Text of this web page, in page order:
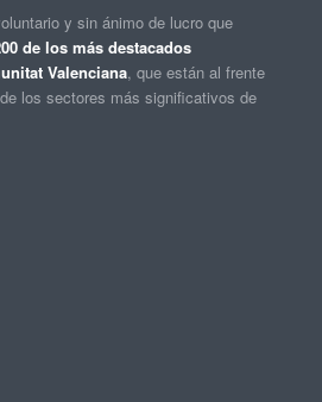
y sin ánimo de lucro que
de los más destacados
Valenciana, que están al frente
los sectores más significativos de